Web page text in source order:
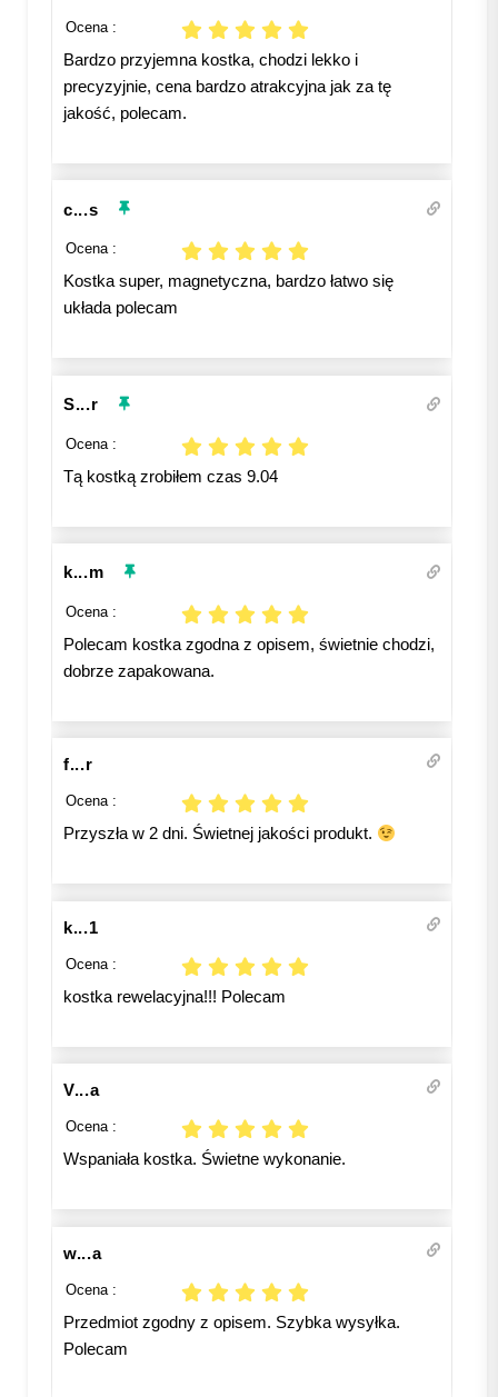
Ocena :
Bardzo przyjemna kostka, chodzi lekko i
precyzyjnie, cena bardzo atrakcyjna jak za tę
jakość, polecam.
c...s
Ocena :
Kostka super, magnetyczna, bardzo łatwo się
układa polecam
S...r
Ocena :
Tą kostką zrobiłem czas 9.04
k...m
Ocena :
Polecam kostka zgodna z opisem, świetnie chodzi,
dobrze zapakowana.
f...r
Ocena :
Przyszła w 2 dni. Świetnej jakości produkt.
k...1
Ocena :
kostka rewelacyjna!!! Polecam
V...a
Ocena :
Wspaniała kostka. Świetne wykonanie.
w...a
Ocena :
Przedmiot zgodny z opisem. Szybka wysyłka.
Polecam